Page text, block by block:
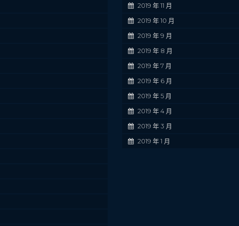
2019 年 11 月
2019 年 10 月
2019 年 9 月
2019 年 8 月
2019 年 7 月
2019 年 6 月
2019 年 5 月
2019 年 4 月
2019 年 3 月
2019 年 1 月